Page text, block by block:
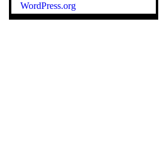
WordPress.org